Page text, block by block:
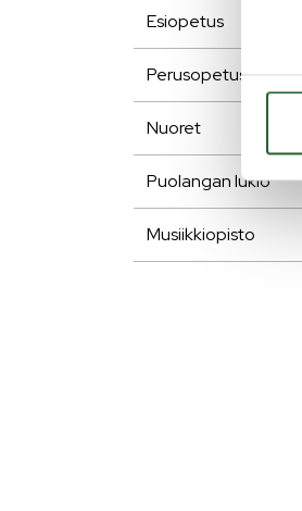
Esiopetus
Perusopetus
Nuoret
Puolangan lukio
Musiikkiopisto